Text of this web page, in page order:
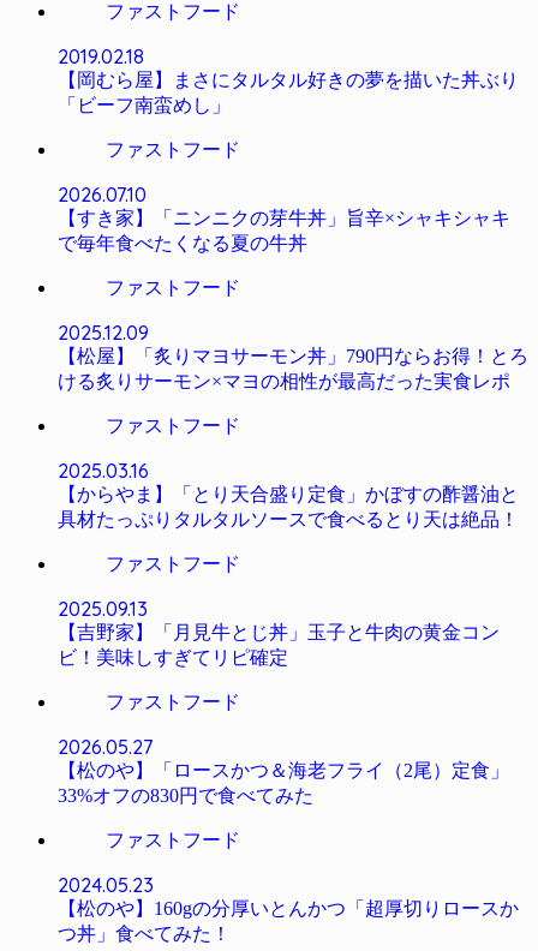
ファストフード
2019.02.18
【岡むら屋】まさにタルタル好きの夢を描いた丼ぶり
「ビーフ南蛮めし」
ファストフード
2026.07.10
【すき家】「ニンニクの芽牛丼」旨辛×シャキシャキ
で毎年食べたくなる夏の牛丼
ファストフード
2025.12.09
【松屋】「炙りマヨサーモン丼」790円ならお得！とろ
ける炙りサーモン×マヨの相性が最高だった実食レポ
ファストフード
2025.03.16
【からやま】「とり天合盛り定食」かぼすの酢醤油と
具材たっぷりタルタルソースで食べるとり天は絶品！
ファストフード
2025.09.13
【吉野家】「月見牛とじ丼」玉子と牛肉の黄金コン
ビ！美味しすぎてリピ確定
ファストフード
2026.05.27
【松のや】「ロースかつ＆海老フライ（2尾）定食」
33%オフの830円で食べてみた
ファストフード
2024.05.23
【松のや】160gの分厚いとんかつ「超厚切りロースか
つ丼」食べてみた！